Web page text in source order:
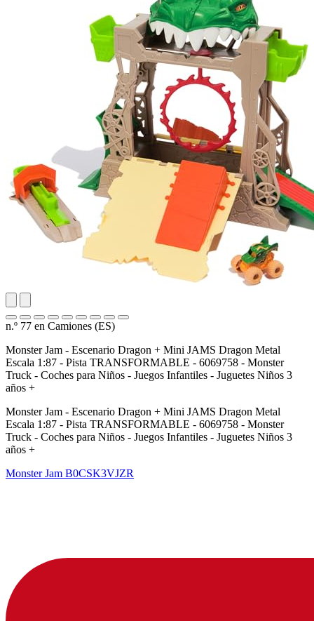
n.º 77 en Camiones (ES)
Monster Jam - Escenario Dragon + Mini JAMS Dragon Metal
Escala 1:87 - Pista TRANSFORMABLE - 6069758 - Monster
Truck - Coches para Niños - Juegos Infantiles - Juguetes Niños 3
años +
Monster Jam - Escenario Dragon + Mini JAMS Dragon Metal
Escala 1:87 - Pista TRANSFORMABLE - 6069758 - Monster
Truck - Coches para Niños - Juegos Infantiles - Juguetes Niños 3
años +
Monster Jam B0CSK3VJZR